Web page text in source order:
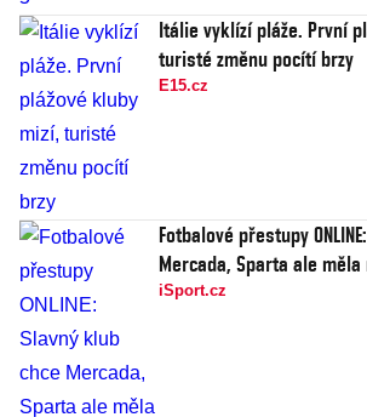
Itálie vyklízí pláže. První
turisté změnu pocítí brzy
E15.cz
Fotbalové přestupy
Mercada, Sparta ale
iSport.cz